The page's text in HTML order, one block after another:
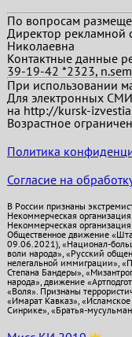
По вопросам
Директор рекламной
Николаевна
Контактные данные
39-19-42 *2323,
При использовании
Для электронных СМИ
на http://kursk-
Возрастное
Политика
Согласие на
В России признаны
Некоммерческая
Некоммерческая
Общественное движение
09.06.2021), «Национал-
воли народа», «Русский
нелегальной иммиграции»,
Степана Бандеры»,
народа», движение
«Воля». Признаны
«Имарат Кавказ»,
Синрике», «Братья-